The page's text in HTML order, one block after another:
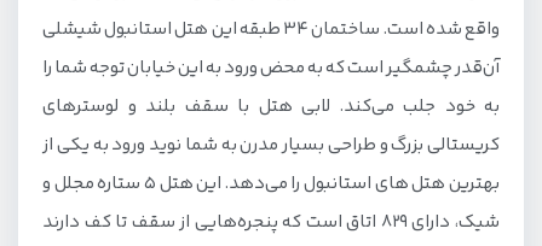
واقع شده است. ساختمان 34 طبقه این هتل استانبول شیشلی
آن‌قدر چشمگیر است که به محض ورود به این خیابان توجه شما را
به خود جلب می‌کند. لابی هتل با سقف بلند و لوسترهای
کریستالی بزرگ و طراحی بسیار مدرن به شما نوید ورود به یکی از
بهترین هتل های استانبول را می‌دهد. این هتل 5 ستاره مجلل و
شیک، دارای 829 اتاق است که پنجره‌هایی از سقف تا کف دارند